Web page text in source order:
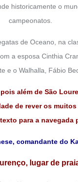
historicamente o
campeonatos.
de Oceano, na
a esposa Cinthia
e o Walhalla, Fábio
além de São
de rever os
para a navegada
comandante do
lugar de